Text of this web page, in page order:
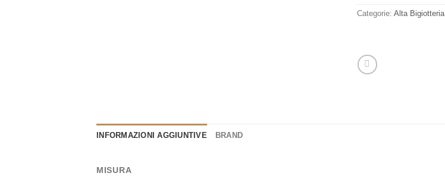
Categorie: Alta Bigiotteria,
INFORMAZIONI AGGIUNTIVE BRAND
MISURA